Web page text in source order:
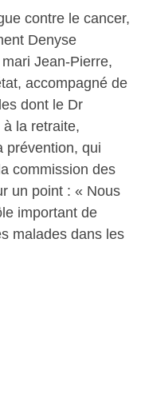
contre le cancer,
Denyse
Jean-Pierre,
accompagné de
dont le Dr
la retraite,
prévention, qui
commission des
un point : « Nous
important de
malades dans les